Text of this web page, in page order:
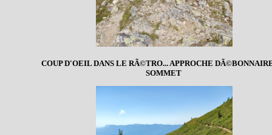
COUP D'OEIL DANS LE RÃ©TRO... APPROCHE
SOMMET